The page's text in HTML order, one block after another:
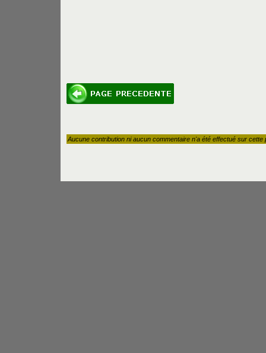
Aucune contribution ni aucun commentaire n'a été effectué sur cette